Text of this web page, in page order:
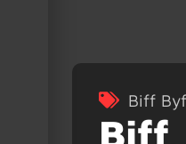
Biff